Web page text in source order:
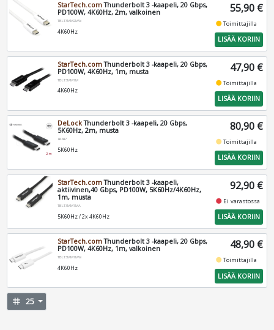
StarTech.comThunderbolt 3 -kaapeli, 20 Gbps,
PD100W, 4K60Hz, 2m, valkoinen
TBLT3MM2MW
4K60Hz
55,90 €
fiber_manual_recordToimittajilla
LISÄÄ KORIIN
StarTech.comThunderbolt 3 -kaapeli, 20 Gbps,
PD100W, 4K60Hz, 1m, musta
TBLT3MM1M
4K60Hz
47,90 €
fiber_manual_recordToimittajilla
LISÄÄ KORIIN
DeLockThunderbolt 3 -kaapeli, 20 Gbps,
5K60Hz, 2m, musta
84847
5K60Hz
80,90 €
fiber_manual_recordToimittajilla
LISÄÄ KORIIN
StarTech.comThunderbolt 3 -kaapeli,
aktiivinen,40 Gbps, PD100W, 5K60Hz/4K60Hz,
1m, musta
TBLT3MM1MA
5K60Hz / 2x 4K60Hz
92,90 €
fiber_manual_record Ei varastossa
LISÄÄ KORIIN
StarTech.comThunderbolt 3 -kaapeli, 20 Gbps,
PD100W, 4K60Hz, 1m, valkoinen
TBLT3MM1MW
4K60Hz
48,90 €
fiber_manual_recordToimittajilla
LISÄÄ KORIIN
tag 25